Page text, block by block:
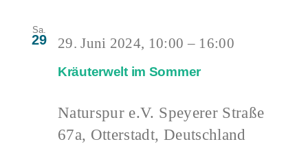
Sa.
29
Kräuterwelt im Sommer
29. Juni 2024, 10:00 – 16:00
Naturspur e.V. Speyerer Straße
67a, Otterstadt, Deutschland